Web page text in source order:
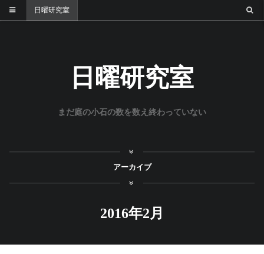
日曜研究室
日曜研究室
まだ庭の小石の数を数え終わっていない
アーカイブ
2016年2月